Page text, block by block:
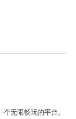
无限畅玩的平台。